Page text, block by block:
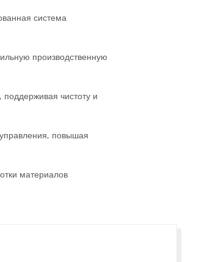
система
производственную
чистоту и
повышая
материалов